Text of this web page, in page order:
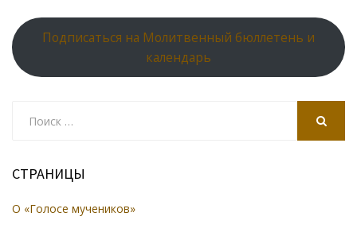
Подписаться на Молитвенный бюллетень и
календарь
СТРАНИЦЫ
О «Голосе мучеников»